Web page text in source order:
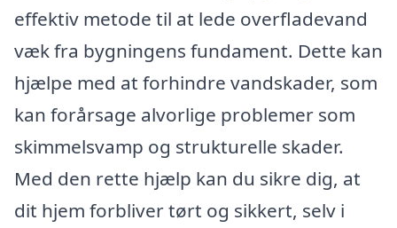
effektiv metode til at lede overfladevand
væk fra bygningens fundament. Dette kan
hjælpe med at forhindre vandskader, som
kan forårsage alvorlige problemer som
skimmelsvamp og strukturelle skader.
Med den rette hjælp kan du sikre dig, at
dit hjem forbliver tørt og sikkert, selv i